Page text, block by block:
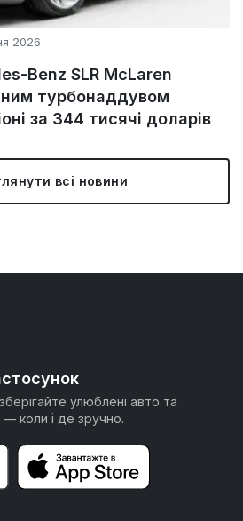
2026
Benz SLR McLaren
турбонаддувом
за 344 тисячі доларів
всі новини
улюблені авто та
— коли і де зручно.